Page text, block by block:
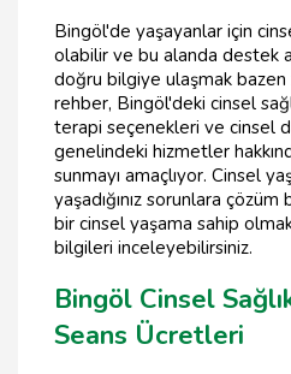
Bingöl'de yaşayanlar için
olabilir ve bu alanda destek
doğru bilgiye ulaşmak bazen
rehber, Bingöl'deki cinsel
terapi seçenekleri ve cinsel
genelindeki hizmetler
sunmayı amaçlıyor. Cinsel
yaşadığınız sorunlara çözüm
bir cinsel yaşama sahip
bilgileri inceleyebilirsiniz.
Bingöl Cinsel
Seans Ücretleri